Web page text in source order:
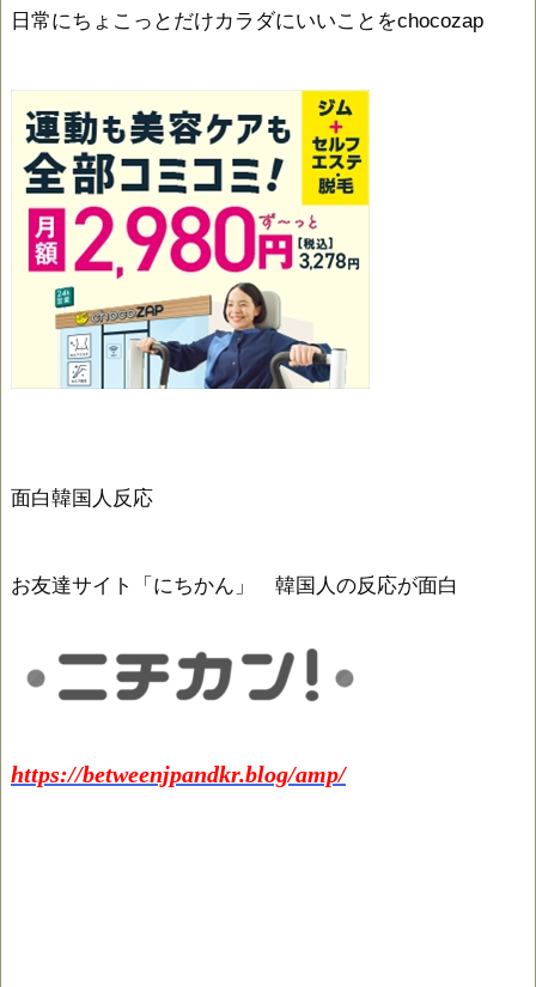
日常にちょこっとだけカラダにいいことをchocozap
面白韓国人反応
お友達サイト「にちかん」 韓国人の反応が面白
https://betweenjpandkr.blog/amp/